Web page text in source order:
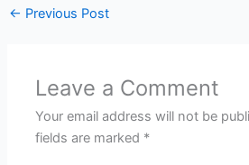
← Previous Post
Leave a Comment
Your email address will not be
fields are marked *